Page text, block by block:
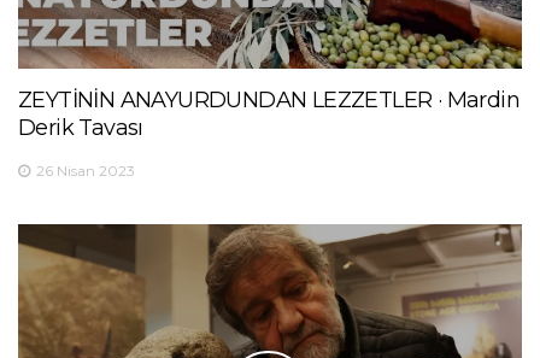
ZEYTİNİN ANAYURDUNDAN LEZZETLER · Mardin
Derik Tavası
26 Nisan 2023